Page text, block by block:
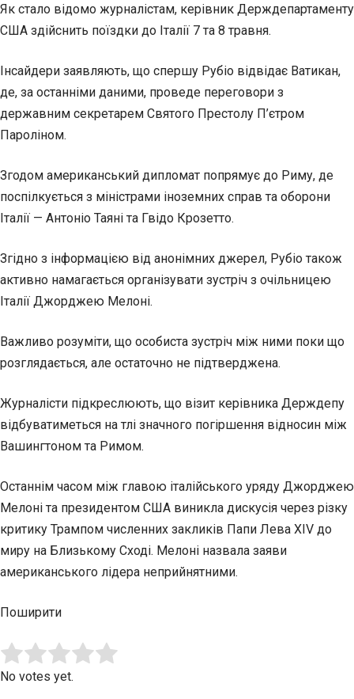
Як стало відомо журналістам, керівник Держдепартаменту
США здійснить поїздки до Італії 7 та 8 травня.
Інсайдери заявляють, що спершу Рубіо відвідає Ватикан,
де, за останніми даними, проведе переговори з
державним секретарем Святого Престолу П’єтром
Пароліном.
Згодом американський дипломат попрямує до Риму, де
поспілкується з міністрами іноземних справ та оборони
Італії — Антоніо Таяні та Гвідо Крозетто.
Згідно з інформацією від анонімних джерел, Рубіо також
активно намагається організувати зустріч з очільницею
Італії Джорджею Мелоні.
Важливо розуміти, що особиста зустріч між ними поки що
розглядається, але остаточно не підтверджена.
Журналісти підкреслюють, що візит керівника Держдепу
відбуватиметься на тлі значного погіршення відносин між
Вашингтоном та Римом.
Останнім часом між главою італійського уряду Джорджею
Мелоні та президентом США виникла дискусія через різку
критику Трампом численних закликів Папи Лева XIV до
миру на Близькому Сході. Мелоні назвала заяви
американського лідера неприйнятними.
Поширити
Rate this item:
No votes yet.